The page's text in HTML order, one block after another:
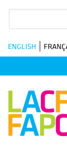
navigation
ENGLISH